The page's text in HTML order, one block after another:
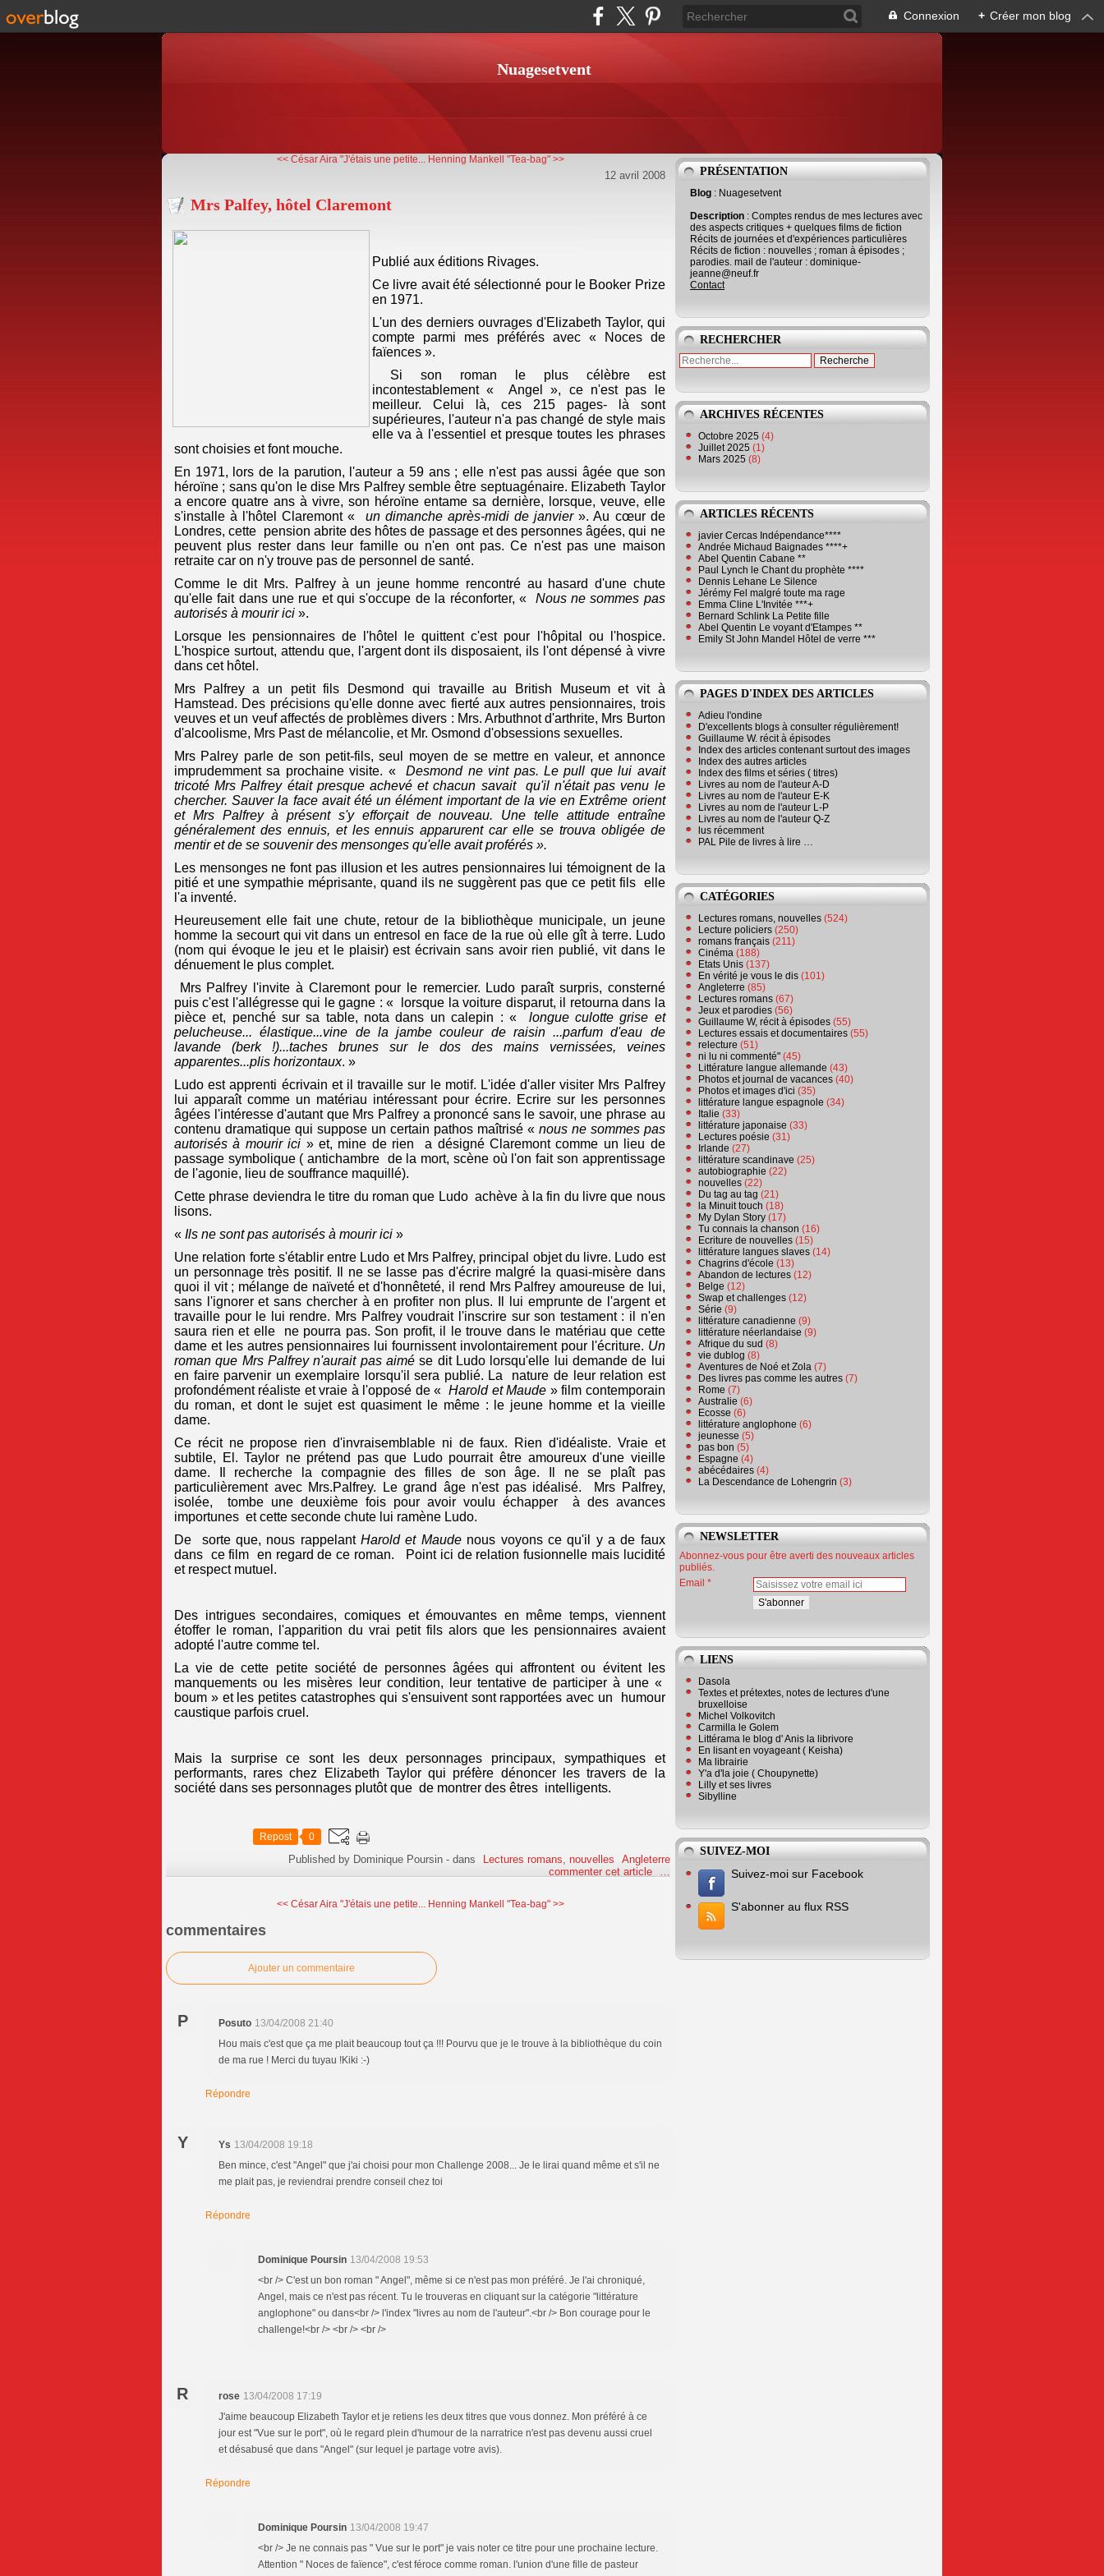
Connexion + Créer mon blog
Nuagesetvent
<< César Aira "J'étais une petite... Henning Mankell "Tea-bag" >>
12 avril 2008
Mrs Palfey, hôtel Claremont
Publié aux éditions Rivages.
Ce livre avait été sélectionné pour le Booker Prize
en 1971.
L'un des derniers ouvrages d'Elizabeth Taylor, qui
compte parmi mes préférés avec « Noces de
faïences ».
Si son roman le plus célèbre est
incontestablement « Angel », ce n'est pas le
meilleur. Celui là, ces 215 pages- là sont
supérieures, l'auteur n'a pas changé de style mais
elle va à l'essentiel et presque toutes les phrases
sont choisies et font mouche.
En 1971, lors de la parution, l'auteur a 59 ans ; elle n'est pas aussi âgée que son
héroïne ; sans qu'on le dise Mrs Palfrey semble être septuagénaire. Elizabeth Taylor
a encore quatre ans à vivre, son héroïne entame sa dernière, lorsque, veuve, elle
s'installe à l'hôtel Claremont « un dimanche après-midi de janvier». Au cœur de
Londres, cette pension abrite des hôtes de passage et des personnes âgées, qui ne
peuvent plus rester dans leur famille ou n'en ont pas. Ce n'est pas une maison
retraite car on n'y trouve pas de personnel de santé.
Comme le dit Mrs. Palfrey à un jeune homme rencontré au hasard d'une chute
qu'elle fait dans une rue et qui s'occupe de la réconforter, « Nous ne sommes pas
autorisés à mourir ici ».
Lorsque les pensionnaires de l'hôtel le quittent c'est pour l'hôpital ou l'hospice.
L'hospice surtout, attendu que, l'argent dont ils disposaient, ils l'ont dépensé à vivre
dans cet hôtel.
Mrs Palfrey a un petit fils Desmond qui travaille au British Museum et vit à
Hamstead. Des précisions qu'elle donne avec fierté aux autres pensionnaires, trois
veuves et un veuf affectés de problèmes divers : Mrs. Arbuthnot d'arthrite, Mrs Burton
d'alcoolisme, Mrs Past de mélancolie, et Mr. Osmond d'obsessions sexuelles.
Mrs Palrey parle de son petit-fils, seul moyen de se mettre en valeur, et annonce
imprudemment sa prochaine visite. «Desmond ne vint pas. Le pull que lui avait
tricoté Mrs Palfrey était presque achevé et chacun savait qu'il n'était pas venu le
chercher. Sauver la face avait été un élément important de la vie en Extrême orient
et Mrs Palfrey à présent s'y efforçait de nouveau. Une telle attitude entraîne
généralement des ennuis, et les ennuis apparurent car elle se trouva obligée de
mentir et de se souvenir des mensonges qu'elle avait proférés ».
Les mensonges ne font pas illusion et les autres pensionnaires lui témoignent de la
pitié et une sympathie méprisante, quand ils ne suggèrent pas que ce petit fils elle
l'a inventé.
Heureusement elle fait une chute, retour de la bibliothèque municipale, un jeune
homme la secourt qui vit dans un entresol en face de la rue où elle gît à terre. Ludo
(nom qui évoque le jeu et le plaisir) est écrivain sans avoir rien publié, vit dans le
dénuement le plus complet.
Mrs Palfrey l'invite à Claremont pour le remercier. Ludo paraît surpris, consterné
puis c'est l'allégresse qui le gagne : « lorsque la voiture disparut, il retourna dans la
pièce et, penché sur sa table, nota dans un calepin : « longue culotte grise et
pelucheuse... élastique...vine de la jambe couleur de raisin ...parfum d'eau de
lavande (berk !)...taches brunes sur le dos des mains vernissées, veines
apparentes...plis horizontaux. »
Ludo est apprenti écrivain et il travaille sur le motif. L'idée d'aller visiter Mrs Palfrey
lui apparaît comme un matériau intéressant pour écrire. Ecrire sur les personnes
âgées l'intéresse d'autant que Mrs Palfrey a prononcé sans le savoir, une phrase au
contenu dramatique qui suppose un certain pathos maîtrisé « nous ne sommes pas
autorisés à mourir ici » et, mine de rien a désigné Claremont comme un lieu de
passage symbolique ( antichambre de la mort, scène où l'on fait son apprentissage
de l'agonie, lieu de souffrance maquillé).
Cette phrase deviendra le titre du roman que Ludo achève à la fin du livre que nous
lisons.
« Ils ne sont pas autorisés à mourir ici »
Une relation forte s'établir entre Ludo et Mrs Palfrey, principal objet du livre. Ludo est
un personnage très positif. Il ne se lasse pas d'écrire malgré la quasi-misère dans
quoi il vit ; mélange de naïveté et d'honnêteté, il rend Mrs Palfrey amoureuse de lui,
sans l'ignorer et sans chercher à en profiter non plus. Il lui emprunte de l'argent et
travaille pour le lui rendre. Mrs Palfrey voudrait l'inscrire sur son testament : il n'en
saura rien et elle ne pourra pas. Son profit, il le trouve dans le matériau que cette
dame et les autres pensionnaires lui fournissent involontairement pour l'écriture. Un
roman que Mrs Palfrey n'aurait pas aimé se dit Ludo lorsqu'elle lui demande de lui
en faire parvenir un exemplaire lorsqu'il sera publié. La nature de leur relation est
profondément réaliste et vraie à l'opposé de «Harold et Maude » film contemporain
du roman, et dont le sujet est quasiment le même : le jeune homme et la vieille
dame.
Ce récit ne propose rien d'invraisemblable ni de faux. Rien d'idéaliste. Vraie et
subtile, El. Taylor ne prétend pas que Ludo pourrait être amoureux d'une vieille
dame. Il recherche la compagnie des filles de son âge. Il ne se plaît pas
particulièrement avec Mrs.Palfrey. Le grand âge n'est pas idéalisé. Mrs Palfrey,
isolée, tombe une deuxième fois pour avoir voulu échapper à des avances
importunes et cette seconde chute lui ramène Ludo.
De sorte que, nous rappelantHarold et Maudenous voyons ce qu'il y a de faux
dans ce film en regard de ce roman. Point ici de relation fusionnelle mais lucidité
et respect mutuel.
Des intrigues secondaires, comiques et émouvantes en même temps, viennent
étoffer le roman, l'apparition du vrai petit fils alors que les pensionnaires avaient
adopté l'autre comme tel.
La vie de cette petite société de personnes âgées qui affrontent ou évitent les
manquements ou les misères leur condition, leur tentative de participer à une «
boum » et les petites catastrophes qui s'ensuivent sont rapportées avec un humour
caustique parfois cruel.
Mais la surprise ce sont les deux personnages principaux, sympathiques et
performants, rares chez Elizabeth Taylor qui préfère dénoncer les travers de la
société dans ses personnages plutôt que de montrer des êtres intelligents.
Repost 0
Published by Dominique Poursin -dans Lectures romans, nouvelles
Angleterre
commenter cet article
…
<< César Aira "J'étais une petite... Henning Mankell "Tea-bag" >>
commentaires
Ajouter un commentaire
P Posuto 13/04/2008 21:40
Hou mais c'est que ça me plait beaucoup tout ça !!! Pourvu que je le trouve à la bibliothèque du coin
de ma rue ! Merci du tuyau !Kiki :-)
Répondre
Y Ys 13/04/2008 19:18
Ben mince, c'est "Angel" que j'ai choisi pour mon Challenge 2008... Je le lirai quand même et s'il ne
me plait pas, je reviendrai prendre conseil chez toi
Répondre
Dominique Poursin 13/04/2008 19:53
<br /> C'est un bon roman " Angel", même si ce n'est pas mon préféré. Je l'ai chroniqué,
Angel, mais ce n'est pas récent. Tu le trouveras en cliquant sur la catégorie "littérature
anglophone" ou dans<br /> l'index "livres au nom de l'auteur".<br /> Bon courage pour le
challenge!<br /> <br /> <br />
R rose 13/04/2008 17:19
J'aime beaucoup Elizabeth Taylor et je retiens les deux titres que vous donnez. Mon préféré à ce
jour est "Vue sur le port", où le regard plein d'humour de la narratrice n'est pas devenu aussi cruel
et désabusé que dans "Angel" (sur lequel je partage votre avis).
Répondre
Dominique Poursin 13/04/2008 19:47
<br /> Je ne connais pas " Vue sur le port" je vais noter ce titre pour une prochaine lecture.
Attention " Noces de faïence", c'est féroce comme roman. l'union d'une fille de pasteur
PRÉSENTATION
Blog : Nuagesetvent
Description : Comptes rendus de mes lectures avec
des aspects critiques + quelques films de fiction
Récits de journées et d'expériences particulières
Récits de fiction : nouvelles ; roman à épisodes ;
parodies. mail de l'auteur : dominique-
jeanne@neuf.fr
Contact
RECHERCHER
ARCHIVES RÉCENTES
Octobre 2025 (4)
Juillet 2025 (1)
Mars 2025 (8)
ARTICLES RÉCENTS
javier Cercas Indépendance****
Andrée Michaud Baignades ****+
Abel Quentin Cabane **
Paul Lynch le Chant du prophète ****
Dennis Lehane Le Silence
Jérémy Fel malgré toute ma rage
Emma Cline L'Invitée ***+
Bernard Schlink La Petite fille
Abel Quentin Le voyant d'Etampes **
Emily St John Mandel Hôtel de verre ***
PAGES D'INDEX DES ARTICLES
Adieu l'ondine
D'excellents blogs à consulter régulièrement!
Guillaume W. récit à épisodes
Index des articles contenant surtout des images
Index des autres articles
Index des films et séries ( titres)
Livres au nom de l'auteur A-D
Livres au nom de l'auteur E-K
Livres au nom de l'auteur L-P
Livres au nom de l'auteur Q-Z
lus récemment
PAL Pile de livres à lire …
CATÉGORIES
Lectures romans, nouvelles (524)
Lecture policiers (250)
romans français (211)
Cinéma (188)
Etats Unis (137)
En vérité je vous le dis (101)
Angleterre (85)
Lectures romans (67)
Jeux et parodies (56)
Guillaume W, récit à épisodes (55)
Lectures essais et documentaires (55)
relecture (51)
ni lu ni commenté" (45)
Littérature langue allemande (43)
Photos et journal de vacances (40)
Photos et images d'ici (35)
littérature langue espagnole (34)
Italie (33)
littérature japonaise (33)
Lectures poésie (31)
Irlande (27)
littérature scandinave (25)
autobiographie (22)
nouvelles (22)
Du tag au tag (21)
la Minuit touch (18)
My Dylan Story (17)
Tu connais la chanson (16)
Ecriture de nouvelles (15)
littérature langues slaves (14)
Chagrins d'école (13)
Abandon de lectures (12)
Belge (12)
Swap et challenges (12)
Série (9)
littérature canadienne (9)
littérature néerlandaise (9)
Afrique du sud (8)
vie dublog (8)
Aventures de Noé et Zola (7)
Des livres pas comme les autres (7)
Rome (7)
Australie (6)
Ecosse (6)
littérature anglophone (6)
jeunesse (5)
pas bon (5)
Espagne (4)
abécédaires (4)
La Descendance de Lohengrin (3)
NEWSLETTER
Abonnez-vous pour être averti des nouveaux articles
publiés.
Email
LIENS
Dasola
Textes et prétextes, notes de lectures d'une
bruxelloise
Michel Volkovitch
Carmilla le Golem
Littérama le blog d' Anis la librivore
En lisant en voyageant ( Keisha)
Ma librairie
Y'a d'la joie ( Choupynette)
Lilly et ses livres
Sibylline
SUIVEZ-MOI
Suivez-moi sur Facebook
S'abonner au flux RSS